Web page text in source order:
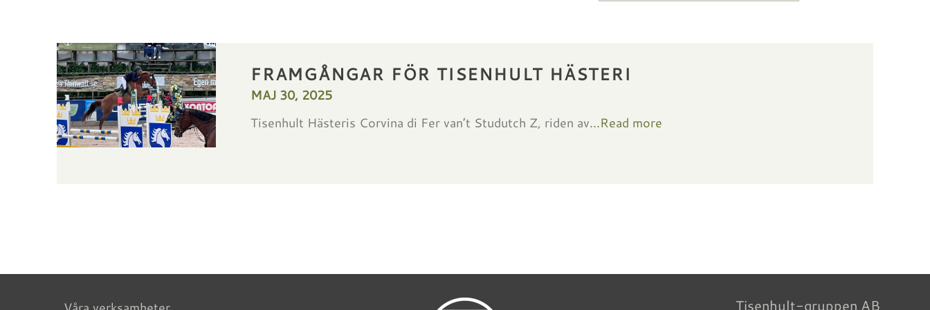
FRAMGÅNGAR FÖR TISENHULT HÄSTERI
MAJ 30, 2025
Tisenhult Hästeris Corvina di Fer van’t Studutch Z, riden av...Read more
Tisenhult-gruppen AB